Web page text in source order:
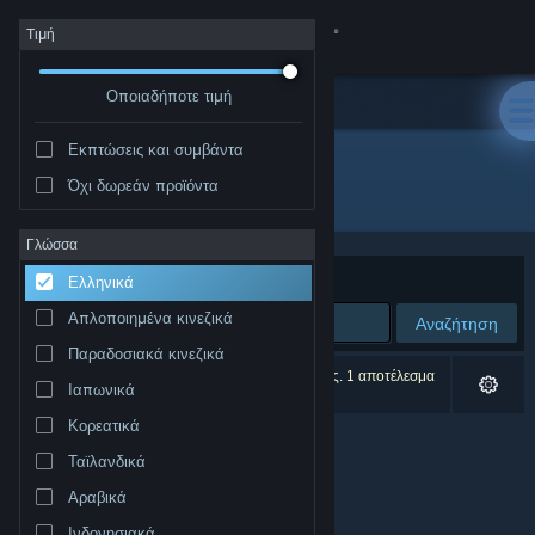
Σύνδεση
Κατάστημα
Σχετικά
Υποστήριξη
Αλλαγή γλώσσας
Προβολή ιστοσελίδας για υπολογιστές
Τιμή
Οποιαδήποτε τιμή
Εκπτώσεις και συμβάντα
Όχι δωρεάν προϊόντα
Γλώσσα
Ελληνικά
Απλοποιημένα κινεζικά
Παραδοσιακά κινεζικά
Ιαπωνικά
Κορεατικά
Ταϊλανδικά
Αραβικά
Δημιουργός: Owl Path Studios
Ταξινόμηση ανά
Αναζήτηση
0 αποτελέσματα ταιριάζουν με την αναζήτησή σας. 1 αποτέλεσμα
αποκλείστηκε βάσει των προτιμήσεών σας.